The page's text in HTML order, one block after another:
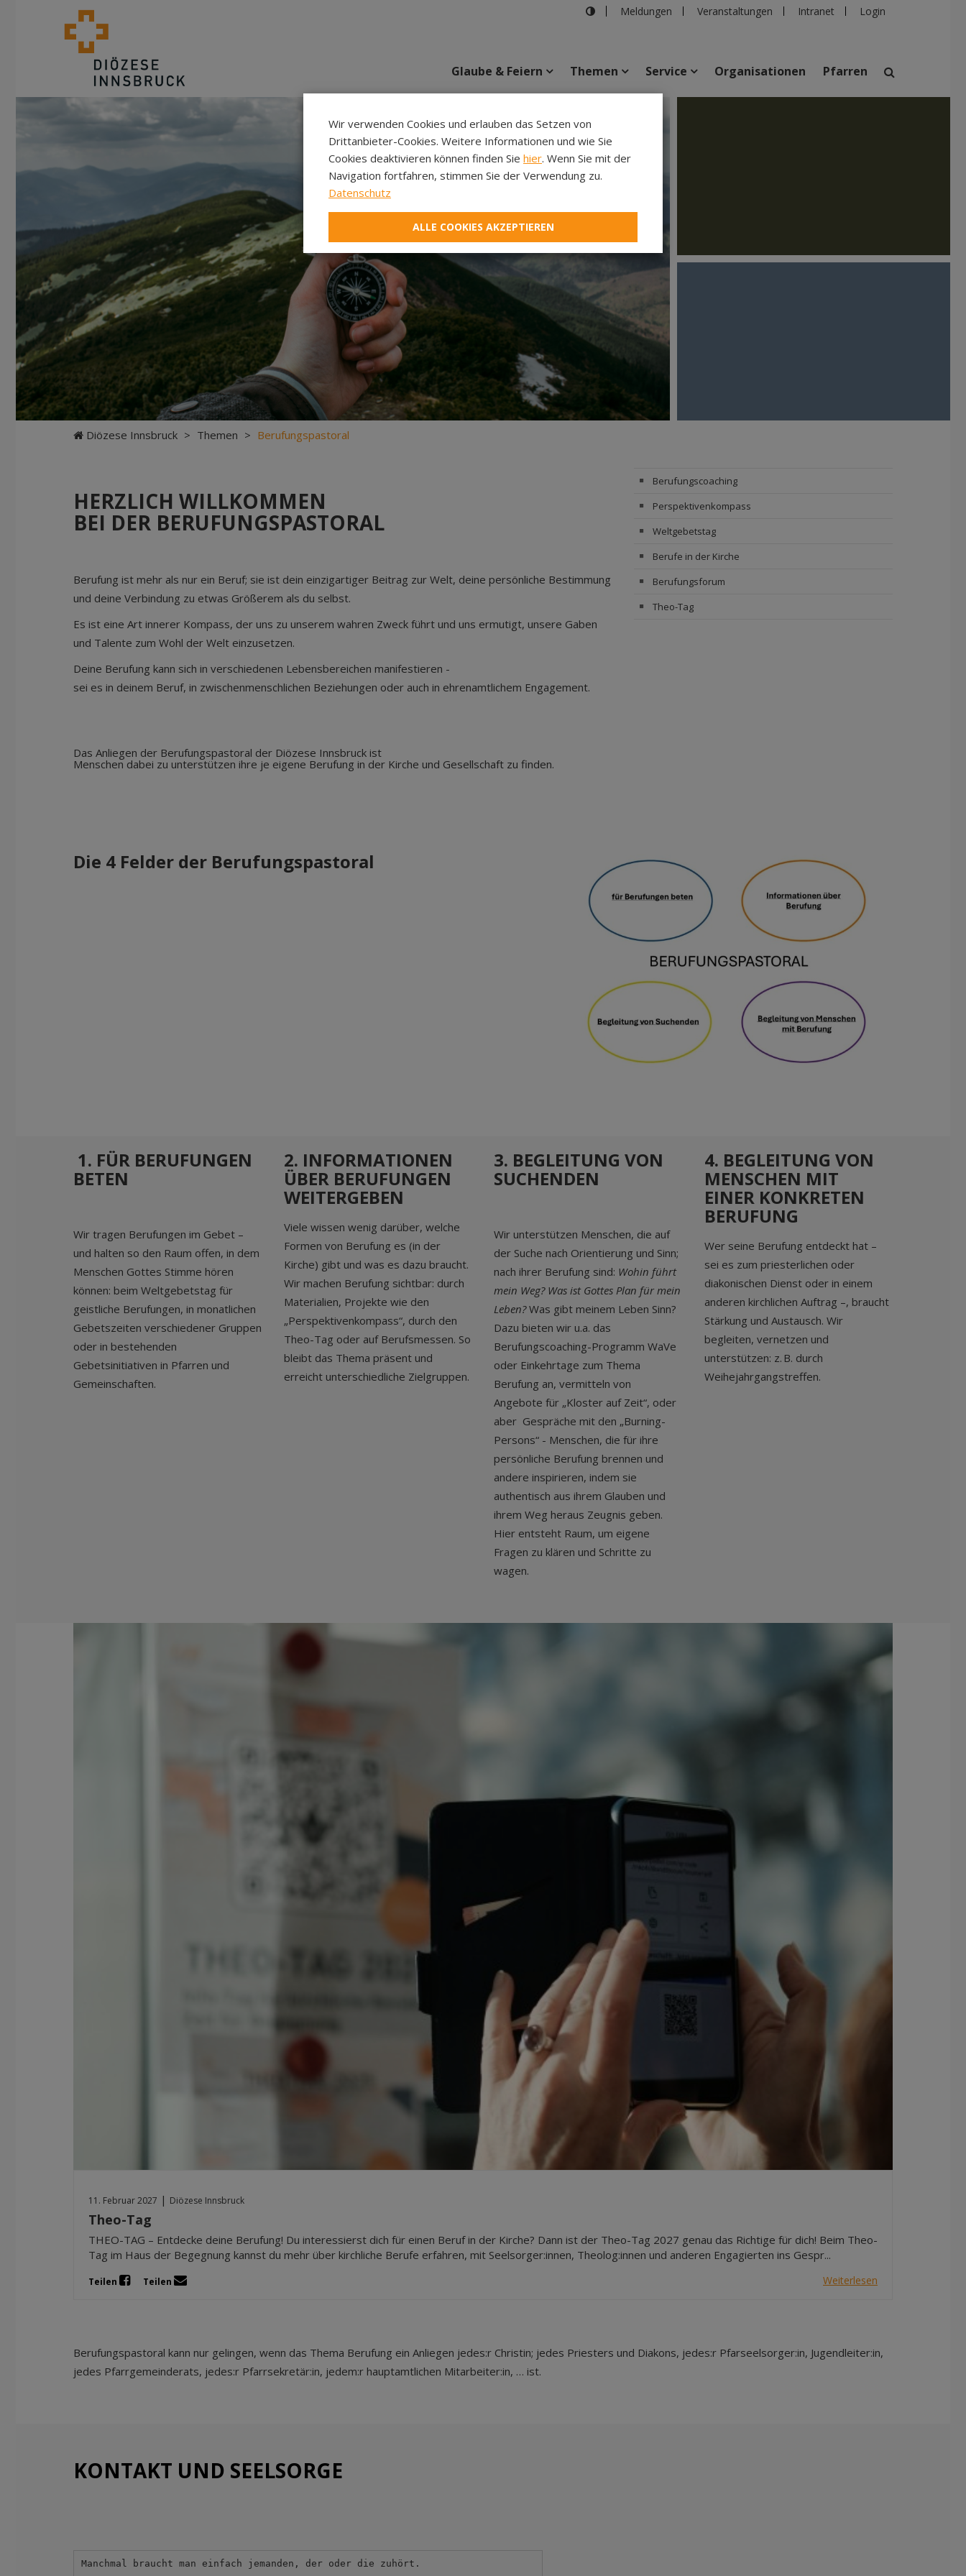
Meldungen Veranstaltungen Intranet Login
Glaube & Feiern Themen Service Organisationen Pfarren
Diözese Innsbruck > Themen > Berufungspastoral
HERZLICH WILLKOMMEN
BEI DER BERUFUNGSPASTORAL
Berufung ist mehr als nur ein Beruf; sie ist dein einzigartiger Beitrag zur Welt, deine persönliche Bestimmung
und deine Verbindung zu etwas Größerem als du selbst.
Es ist eine Art innerer Kompass, der uns zu unserem wahren Zweck führt und uns ermutigt, unsere Gaben
und Talente zum Wohl der Welt einzusetzen.
Deine Berufung kann sich in verschiedenen Lebensbereichen manifestieren -
sei es in deinem Beruf, in zwischenmenschlichen Beziehungen oder auch in ehrenamtlichem Engagement.
Berufungscoaching
Perspektivenkompass
Weltgebetstag
Berufe in der Kirche
Berufungsforum
Theo-Tag
Das Anliegen der Berufungspastoral der Diözese Innsbruck ist
Menschen dabei zu unterstützen ihre je eigene Berufung in der Kirche und Gesellschaft zu finden.
Die 4 Felder der Berufungspastoral
1. FÜR BERUFUNGEN
BETEN
Wir tragen Berufungen im Gebet –
und halten so den Raum offen, in dem
Menschen Gottes Stimme hören
können: beim Weltgebetstag für
geistliche Berufungen, in monatlichen
Gebetszeiten verschiedener Gruppen
oder in bestehenden
Gebetsinitiativen in Pfarren und
Gemeinschaften.
2. INFORMATIONEN
ÜBER BERUFUNGEN
WEITERGEBEN
Viele wissen wenig darüber, welche
Formen von Berufung es (in der
Kirche) gibt und was es dazu braucht.
Wir machen Berufung sichtbar: durch
Materialien, Projekte wie den
„Perspektivenkompass“, durch den
Theo-Tag oder auf Berufsmessen. So
bleibt das Thema präsent und
erreicht unterschiedliche Zielgruppen.
3. BEGLEITUNG VON
SUCHENDEN
Wir unterstützen Menschen, die auf
der Suche nach Orientierung und Sinn;
nach ihrer Berufung sind: Wohin führt
mein Weg? Was ist Gottes Plan für mein
Leben?Was gibt meinem Leben Sinn?
Dazu bieten wir u.a. das
Berufungscoaching-Programm WaVe
oder Einkehrtage zum Thema
Berufung an, vermitteln von
Angebote für „Kloster auf Zeit“, oder
aber Gespräche mit den „Burning-
Persons“ - Menschen, die für ihre
persönliche Berufung brennen und
andere inspirieren, indem sie
authentisch aus ihrem Glauben und
ihrem Weg heraus Zeugnis geben.
Hier entsteht Raum, um eigene
Fragen zu klären und Schritte zu
wagen.
4. BEGLEITUNG VON
MENSCHEN MIT
EINER KONKRETEN
BERUFUNG
Wer seine Berufung entdeckt hat –
sei es zum priesterlichen oder
diakonischen Dienst oder in einem
anderen kirchlichen Auftrag –, braucht
Stärkung und Austausch. Wir
begleiten, vernetzen und
unterstützen: z. B. durch
Weihejahrgangstreffen.
11. Februar 2027 | Diözese Innsbruck
Theo-Tag
THEO-TAG – Entdecke deine Berufung! Du interessierst dich für einen Beruf in der Kirche? Dann ist der Theo-Tag 2027 genau das Richtige für dich! Beim Theo-
Tag im Haus der Begegnung kannst du mehr über kirchliche Berufe erfahren, mit Seelsorger:innen, Theolog:innen und anderen Engagierten ins Gespr...
Teilen Teilen Weiterlesen
Berufungspastoral kann nur gelingen, wenn das Thema Berufung ein Anliegen jedes:r Christin; jedes Priesters und Diakons, jedes:r Pfarseelsorger:in, Jugendleiter:in,
jedes Pfarrgemeinderats, jedes:r Pfarrsekretär:in, jedem:r hauptamtlichen Mitarbeiter:in, … ist.
KONTAKT UND SEELSORGE
Manchmal braucht man einfach jemanden, der oder die zuhört.
Wir verwenden Cookies und erlauben das Setzen von
Drittanbieter-Cookies. Weitere Informationen und wie Sie
Cookies deaktivieren können finden Sie hier. Wenn Sie mit der
Navigation fortfahren, stimmen Sie der Verwendung zu.
Datenschutz
ALLE COOKIES AKZEPTIEREN